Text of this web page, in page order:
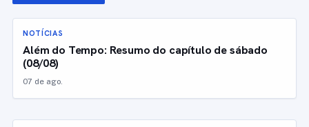
NOTÍCIAS
Além do Tempo: Resumo do capítulo de sábado
(08/08)
07 de ago.